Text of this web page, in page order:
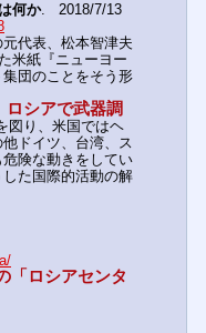
何か.   2018/7/13
代表、松本智津夫
米紙『ニューヨー
団のことをそう形
ロシアで武器調
図り、米国ではヘ
ドイツ、台湾、ス
険な動きをしてい
た国際的活動の解
「ロシアセンタ